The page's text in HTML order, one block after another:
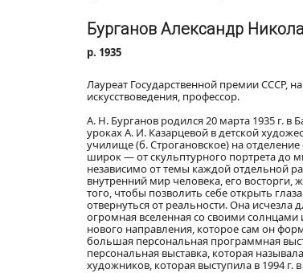
Бурганов Александр
р. 1935
Лауреат Государственной премии СССР,
искусствоведения, профессор.
А. Н. Бурганов родился 20 марта 1935 г.
уроках А. И. Казарцевой в детской
училище (б. Строгановское) на
широк — от скульптурного портрета до
независимо от темы каждой отдельной
внутренний мир человека, его восторги,
того, чтобы позволить себе открыть
отвернуться от реальности. Она исчезла
огромная вселенная со своими
нового направления, которое сам он
большая персональная программная
персональная выставка, которая
художников, которая выступила в 1994